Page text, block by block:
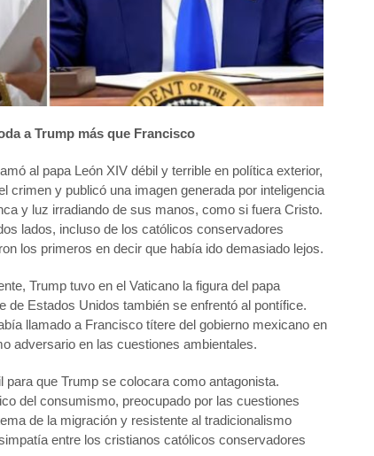
a Trump más que Francisco
al papa León XIV débil y terrible en política exterior,
crimen y publicó una imagen generada por inteligencia
y luz irradiando de sus manos, como si fuera Cristo.
lados, incluso de los católicos conservadores
los primeros en decir que había ido demasiado lejos.
Trump tuvo en el Vaticano la figura del papa
de Estados Unidos también se enfrentó al pontífice.
llamado a Francisco títere del gobierno mexicano en
adversario en las cuestiones ambientales.
que Trump se colocara como antagonista.
del consumismo, preocupado por las cuestiones
de la migración y resistente al tradicionalismo
entre los cristianos católicos conservadores